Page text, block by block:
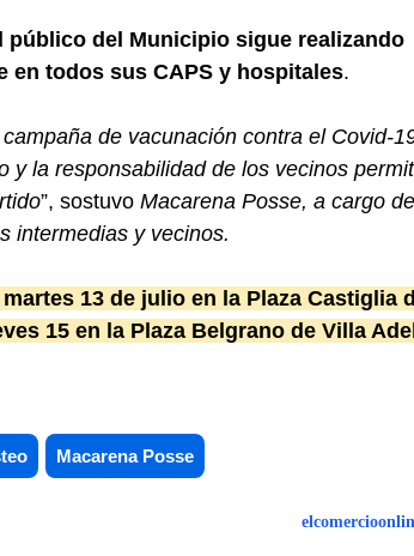
público del Municipio sigue realizando
en todos sus CAPS y hospitales.
de vacunación contra el Covid-
y la responsabilidad de los vecinos
”, sostuvo Macarena Posse, a cargo
intermedias y vecinos.
13 de julio en la Plaza Castiglia
15 en la Plaza Belgrano de Villa
Macarena Posse